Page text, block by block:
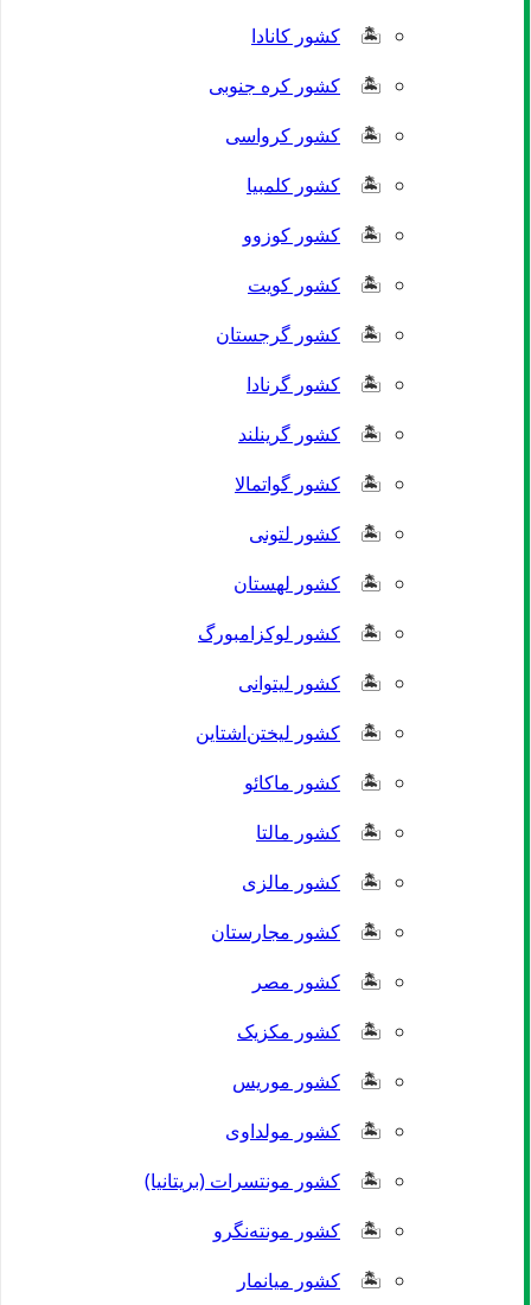
کشور کانادا
کشور کره جنوبی
کشور کرواسی
کشور کلمبیا
کشور کوزوو
کشور کویت
کشور گرجستان
کشور گرنادا
کشور گرینلند
کشور گواتمالا
کشور لتونی
کشور لهستان
کشور لوکزامبورگ
کشور لیتوانی
کشور لیختن‌اشتاین
کشور ماکائو
کشور مالتا
کشور مالزی
کشور مجارستان
کشور مصر
کشور مکزیک
کشور موریس
کشور مولداوی
کشور مونتسرات (بریتانیا)
کشور مونته‌نگرو
کشور میانمار